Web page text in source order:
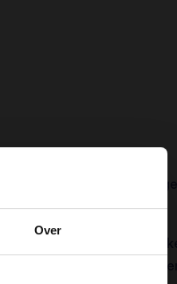
Over
noten en houtachtige
op de gezondheid en